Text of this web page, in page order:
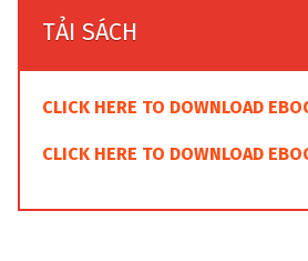
TẢI SÁCH
CLICK HERE TO DOWNLOAD
CLICK HERE TO DOWNLOAD